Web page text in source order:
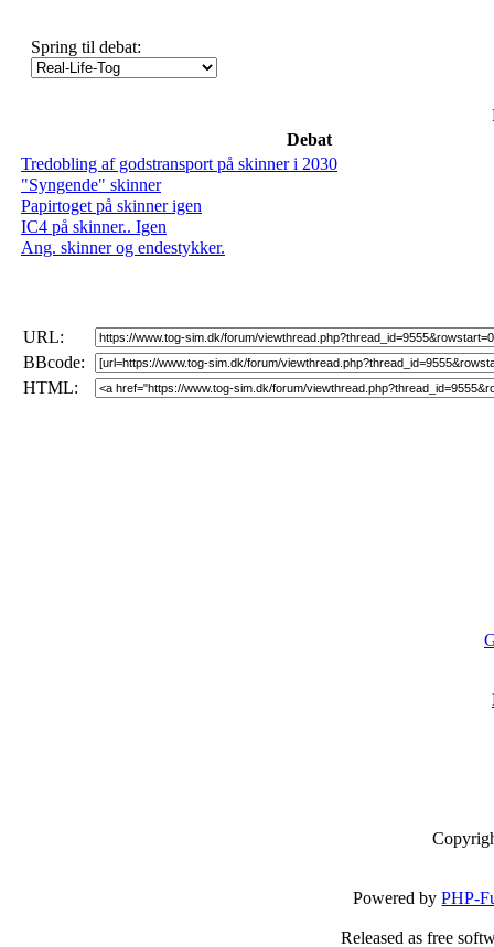
Spring til debat:
Debat
Tredobling af godstransport på skinner i 2030
"Syngende" skinner
Papirtoget på skinner igen
IC4 på skinner.. Igen
Ang. skinner og endestykker.
URL:
BBcode:
HTML:
Powered byPHP-
Released as free